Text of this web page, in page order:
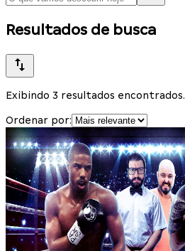
Resultados de busca
Exibindo 3 resultados encontrados.
Ordenar por: